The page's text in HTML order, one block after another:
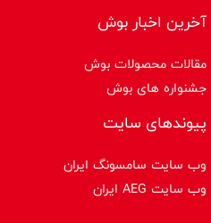
آخرین اخبار بوش
مقالات محصولات بوش
جشنواره های بوش
پیوندهای سایت
وب سایت سامسونگ ایران
وب سایت AEG ایران